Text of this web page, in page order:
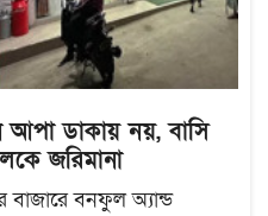
ডাকায় নয়, বাসি
জরিমানা
বনফুল অ্যান্ড